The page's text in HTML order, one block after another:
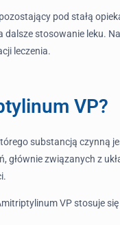
pod stałą
dalsze stosowanie leku.
leczenia.
VP?
substancją czynną
głównie związanych z
VP stosuje się